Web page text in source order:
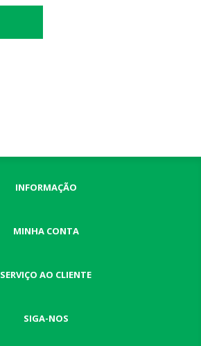
INFORMAÇÃO
MINHA CONTA
SERVIÇO AO CLIENTE
SIGA-NOS